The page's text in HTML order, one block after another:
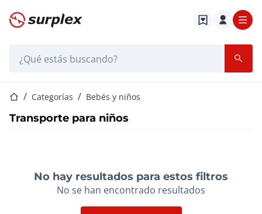
Página de inicio
Página de inicio
Categorías Bebés y niños
Transporte para niños
No hay resultados para estos filtros
No se han encontrado resultados